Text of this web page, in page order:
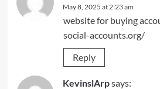
May 8, 2025 at 2:23 am
website for buying
social-accounts.org/
Reply
KevinslArpsays: